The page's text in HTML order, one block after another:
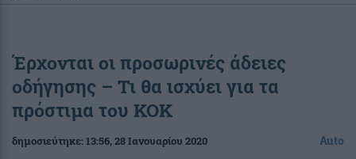
Έρχονται οι προσωρινές άδειες
οδήγησης – Τι θα ισχύει για τα
πρόστιμα του ΚΟΚ
δημοσιεύτηκε:13:56, 28 Ιανουαρίου 2020 Auto